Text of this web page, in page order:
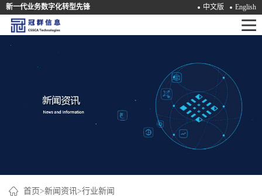
新一代业务数字化转型先锋 中文版 English
首
首页>新闻资讯>行业新闻